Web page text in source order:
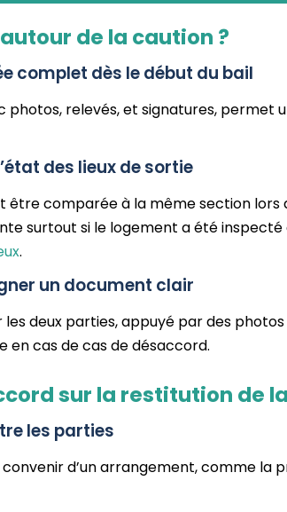
de la caution ?
complet dès le début du bail
photos, relevés, et signatures, permet
des lieux de sortie
être comparée à la même section lors
surtout si le logement a été
.
un document clair
deux parties, appuyé par des
en cas de cas de désaccord.
sur la restitution de
les parties
d’un arrangement, comme la